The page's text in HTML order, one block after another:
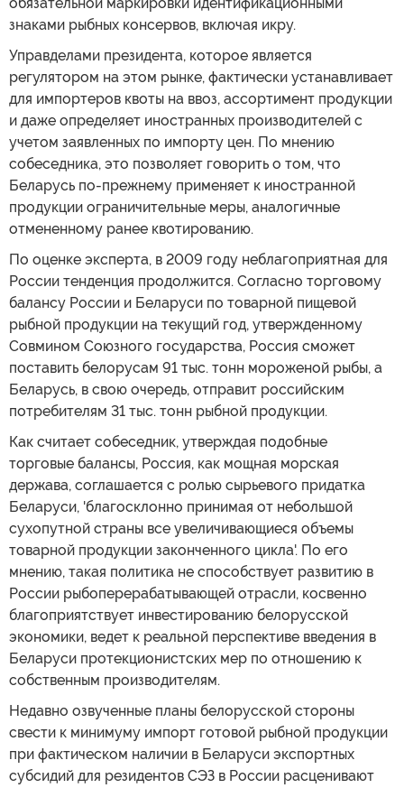
знаками рыбных консервов, включая икру.
Управделами президента, которое является
регулятором на этом рынке, фактически устанавливает
для импортеров квоты на ввоз, ассортимент продукции
и даже определяет иностранных производителей с
учетом заявленных по импорту цен. По мнению
собеседника, это позволяет говорить о том, что
Беларусь по-прежнему применяет к иностранной
продукции ограничительные меры, аналогичные
отмененному ранее квотированию.
По оценке эксперта, в 2009 году неблагоприятная для
России тенденция продолжится. Согласно торговому
балансу России и Беларуси по товарной пищевой
рыбной продукции на текущий год, утвержденному
Совмином Союзного государства, Россия сможет
поставить белорусам 91 тыс. тонн мороженой рыбы, а
Беларусь, в свою очередь, отправит российским
потребителям 31 тыс. тонн рыбной продукции.
Как считает собеседник, утверждая подобные
торговые балансы, Россия, как мощная морская
держава, соглашается с ролью сырьевого придатка
Беларуси, 'благосклонно принимая от небольшой
сухопутной страны все увеличивающиеся объемы
товарной продукции законченного цикла'. По его
мнению, такая политика не способствует развитию в
России рыбоперерабатывающей отрасли, косвенно
благоприятствует инвестированию белорусской
экономики, ведет к реальной перспективе введения в
Беларуси протекционистских мер по отношению к
собственным производителям.
Недавно озвученные планы белорусской стороны
свести к минимуму импорт готовой рыбной продукции
при фактическом наличии в Беларуси экспортных
субсидий для резидентов СЭЗ в России расценивают